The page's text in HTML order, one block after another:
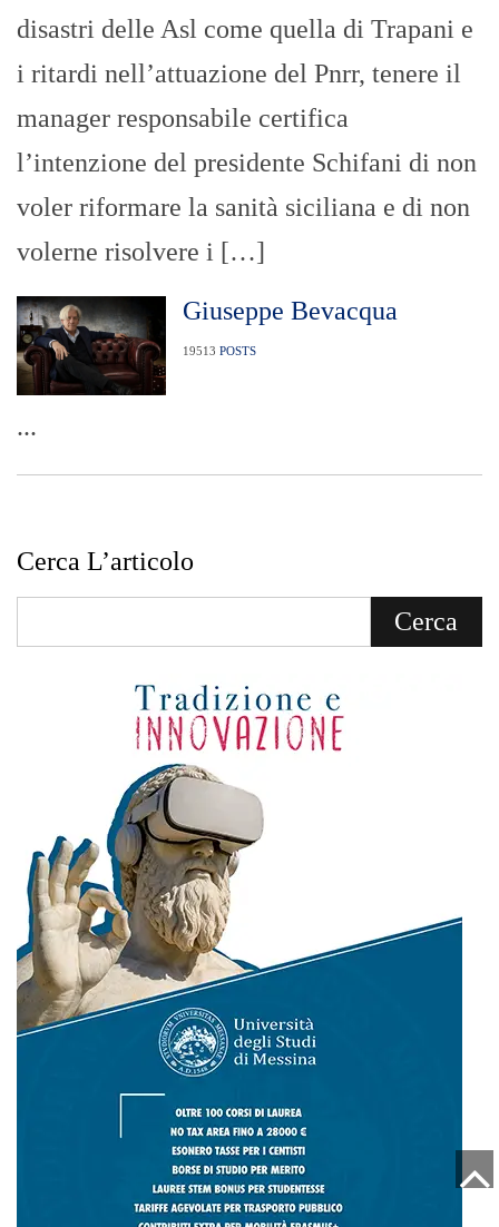
disastri delle Asl come quella di Trapani e
i ritardi nell’attuazione del Pnrr, tenere il
manager responsabile certifica
l’intenzione del presidente Schifani di non
voler riformare la sanità siciliana e di non
volerne risolvere i […]
Giuseppe Bevacqua
19513 POSTS
...
Cerca L’articolo